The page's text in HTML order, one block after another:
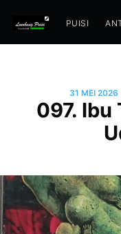
PUISI
31 MEI 2026
097. Ibu